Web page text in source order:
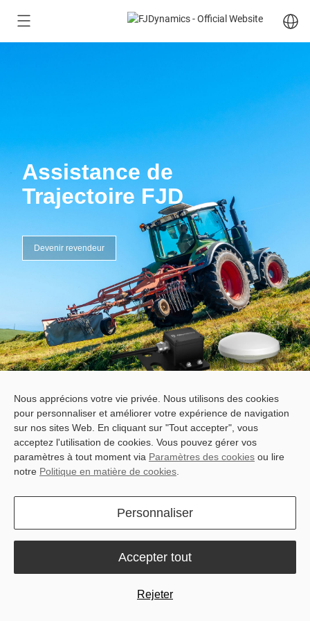
Assistance de
Trajectoire FJD
Devenir revendeur
Assistance de Trajectoire FJD Devis gratuit
Précision ±2,5 cm
Optimisation de l’utilisation
Nous apprécions votre vie privée. Nous utilisons des cookies
pour personnaliser et améliorer votre expérience de navigation
sur nos sites Web. En cliquant sur "Tout accepter", vous
acceptez l'utilisation de cookies. Vous pouvez gérer vos
paramètres à tout moment via Paramètres des cookies ou lire
notre Politique en matière de cookies
Personnaliser
Rejeter
Accepter tout